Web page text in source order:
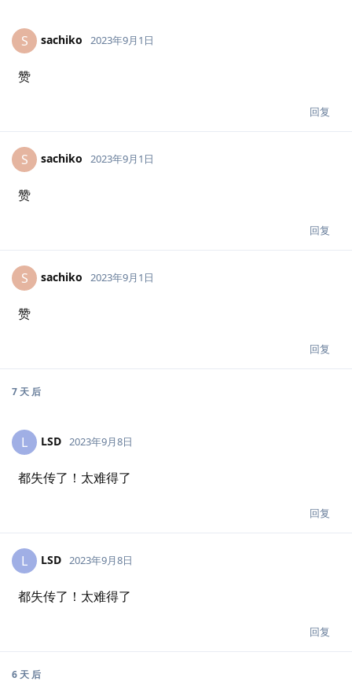
S sachiko 2023年9月1日
赞
回复
S sachiko 2023年9月1日
赞
回复
S sachiko 2023年9月1日
赞
回复
7 天 后
L LSD 2023年9月8日
都失传了！太难得了
回复
L LSD 2023年9月8日
都失传了！太难得了
回复
6 天 后